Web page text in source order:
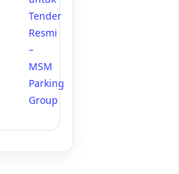
Tender
Resmi
–
MSM
Parking
Group